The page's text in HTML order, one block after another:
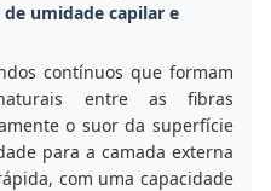
umidade capilar e
contínuos que formam
entre as fibras
o suor da superfície
para a camada externa
com uma capacidade